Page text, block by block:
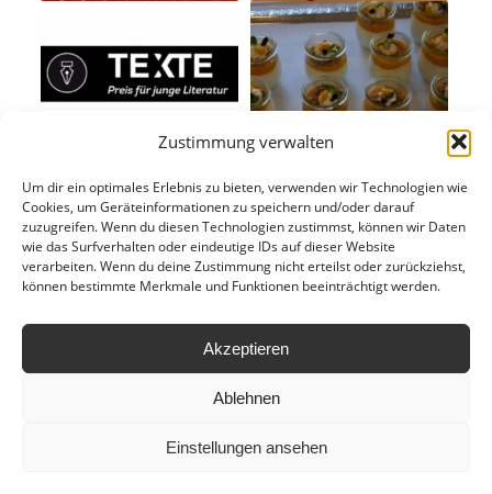
Zustimmung verwalten
Um dir ein optimales Erlebnis zu bieten, verwenden wir Technologien wie
Cookies, um Geräteinformationen zu speichern und/oder darauf
zuzugreifen. Wenn du diesen Technologien zustimmst, können wir Daten
wie das Surfverhalten oder eindeutige IDs auf dieser Website
verarbeiten. Wenn du deine Zustimmung nicht erteilst oder zurückziehst,
können bestimmte Merkmale und Funktionen beeinträchtigt werden.
Akzeptieren
Ablehnen
Einstellungen ansehen
HLWM Salzburg| 2024